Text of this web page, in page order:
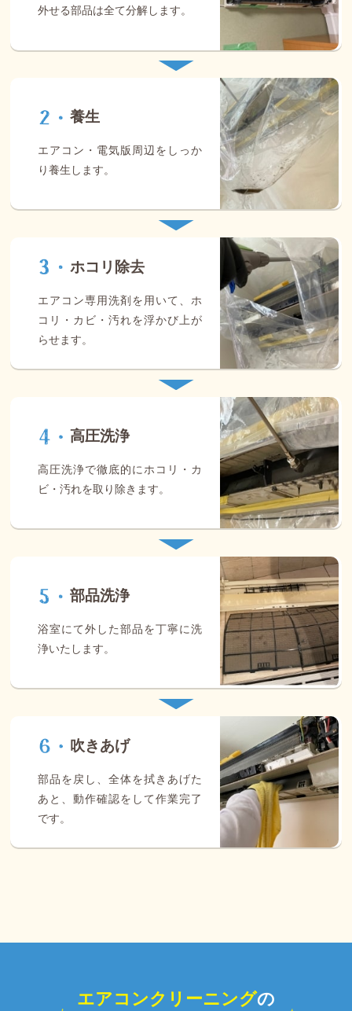
外せる部品は全て分解します。
養生
エアコン・電気版周辺をしっか
り養生します。
ホコリ除去
エアコン専用洗剤を用いて、ホ
コリ・カビ・汚れを浮かび上が
らせます。
高圧洗浄
高圧洗浄で徹底的にホコリ・カ
ビ・汚れを取り除きます。
部品洗浄
浴室にて外した部品を丁寧に洗
浄いたします。
吹きあげ
部品を戻し、全体を拭きあげた
あと、動作確認をして作業完了
です。
エアコンクリーニングの